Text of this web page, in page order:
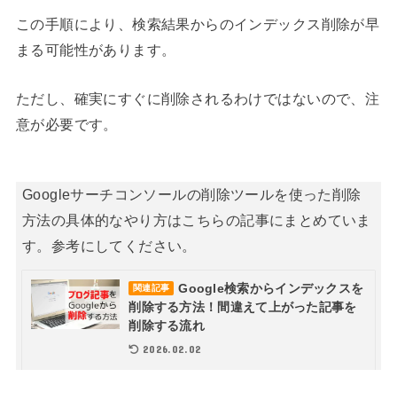
この手順により、検索結果からのインデックス削除が早
まる可能性があります。
ただし、確実にすぐに削除されるわけではないので、注
意が必要です。
Googleサーチコンソールの削除ツールを使った削除
方法の具体的なやり方はこちらの記事にまとめていま
す。参考にしてください。
関連記事
Google検索からインデックスを
削除する方法！間違えて上がった記事を
削除する流れ
2026.02.02